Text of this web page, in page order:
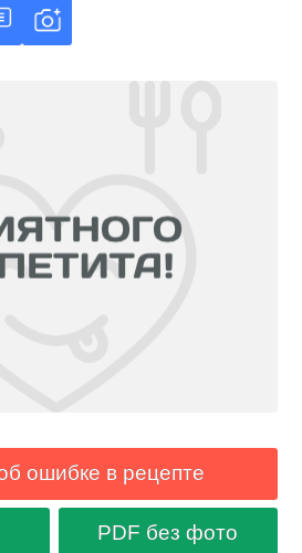
ошибке в рецепте
PDF без фото